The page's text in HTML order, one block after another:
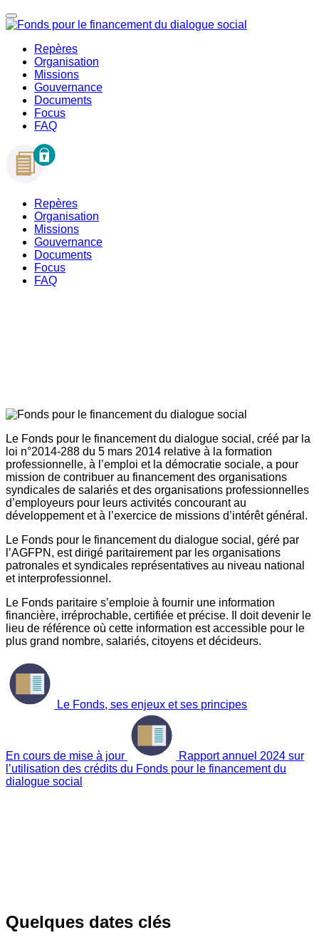
Repères
Organisation
Missions
Gouvernance
Documents
Focus
FAQ
Repères
Organisation
Missions
Gouvernance
Documents
Focus
FAQ
Le Fonds pour le financement du dialogue social, créé par la
loi n°2014-288 du 5 mars 2014 relative à la formation
professionnelle, à l’emploi et la démocratie sociale, a pour
mission de contribuer au financement des organisations
syndicales de salariés et des organisations professionnelles
d’employeurs pour leurs activités concourant au
développement et à l’exercice de missions d’intérêt général.
Le Fonds pour le financement du dialogue social, géré par
l’AGFPN, est dirigé paritairement par les organisations
patronales et syndicales représentatives au niveau national
et interprofessionnel.
Le Fonds paritaire s’emploie à fournir une information
financière, irréprochable, certifiée et précise. Il doit devenir le
lieu de référence où cette information est accessible pour le
plus grand nombre, salariés, citoyens et décideurs.
Le Fonds, ses enjeux et ses principes
En cours de mise à jour
Rapport annuel 2024 sur
l’utilisation des crédits du Fonds pour le financement du
dialogue social
Quelques dates clés